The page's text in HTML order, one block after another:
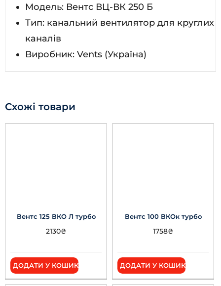
Модель: Вентс ВЦ-ВК 250 Б
Тип: канальний вентилятор для круглих
каналів
Виробник: Vents (Україна)
Схожі товари
Вентс 125 ВКО Л турбо
2130₴
ДОДАТИ У КОШИК
Вентс 100 ВКОк турбо
1758₴
ДОДАТИ У КОШИК